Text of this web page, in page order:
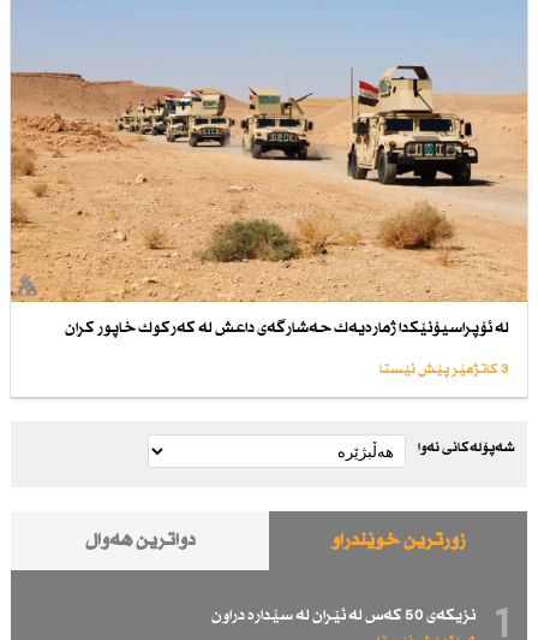
لە ئۆپراسیۆنێكدا ژمارەیەك حەشارگەی داعش لە كەركوك خاپور كران
3 کاتژمێر پێش ئێستا
شەپۆلەکانی نەوا
زۆرترین خوێندراو دواترین هەواڵ
1 نزیكەی 50 كەس لە ئێران لە سێدارە دراون